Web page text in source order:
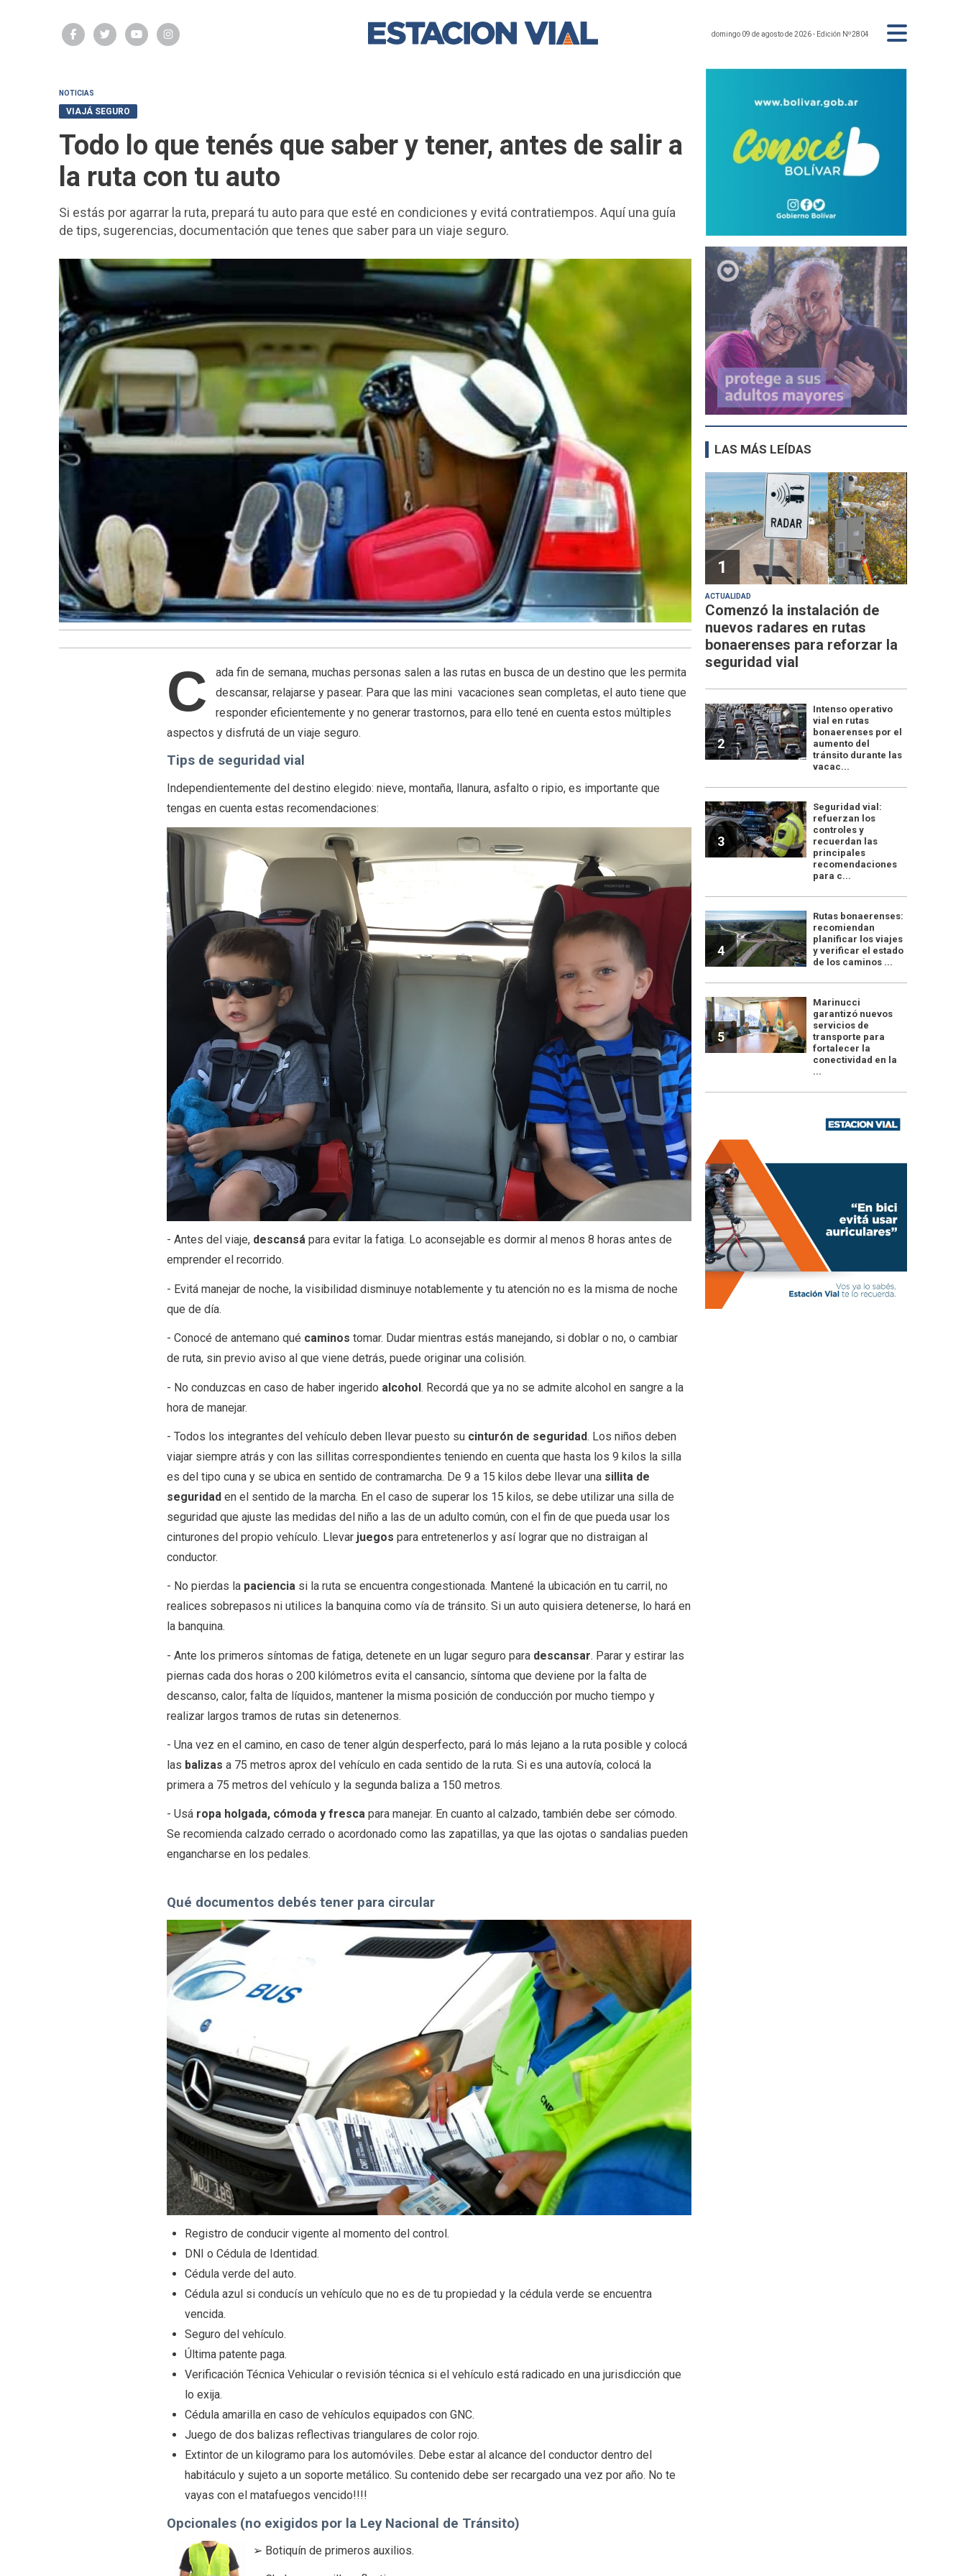
domingo 09 de agosto de 2026- Edición Nº2804
NOTICIAS
VIAJÁ SEGURO
Todo lo que tenés que saber y tener, antes de salir a
la ruta con tu auto
Si estás por agarrar la ruta, prepará tu auto para que esté en condiciones y evitá contratiempos. Aquí una guía
de tips, sugerencias, documentación que tenes que saber para un viaje seguro.
C
ada fin de semana, muchas personas salen a las rutas en busca de un destino que les permita
descansar, relajarse y pasear. Para que las mini vacaciones sean completas, el auto tiene que
responder eficientemente y no generar trastornos, para ello tené en cuenta estos múltiples
aspectos y disfrutá de un viaje seguro.
Tips de seguridad vial
Independientemente del destino elegido: nieve, montaña, llanura, asfalto o ripio, es importante que
tengas en cuenta estas recomendaciones:
- Antes del viaje, descansá para evitar la fatiga. Lo aconsejable es dormir al menos 8 horas antes de
emprender el recorrido.
- Evitá manejar de noche, la visibilidad disminuye notablemente y tu atención no es la misma de noche
que de día.
- Conocé de antemano qué caminos tomar. Dudar mientras estás manejando, si doblar o no, o cambiar
de ruta, sin previo aviso al que viene detrás, puede originar una colisión.
- No conduzcas en caso de haber ingerido alcohol. Recordá que ya no se admite alcohol en sangre a la
hora de manejar.
- Todos los integrantes del vehículo deben llevar puesto su cinturón de seguridad. Los niños deben
viajar siempre atrás y con las sillitas correspondientes teniendo en cuenta que hasta los 9 kilos la silla
es del tipo cuna y se ubica en sentido de contramarcha. De 9 a 15 kilos debe llevar una sillita de
seguridaden el sentido de la marcha. En el caso de superar los 15 kilos, se debe utilizar una silla de
seguridad que ajuste las medidas del niño a las de un adulto común, con el fin de que pueda usar los
cinturones del propio vehículo. Llevar juegos para entretenerlos y así lograr que no distraigan al
conductor.
- No pierdas la paciencia si la ruta se encuentra congestionada. Mantené la ubicación en tu carril, no
realices sobrepasos ni utilices la banquina como vía de tránsito. Si un auto quisiera detenerse, lo hará en
la banquina.
- Ante los primeros síntomas de fatiga, detenete en un lugar seguro para descansar. Parar y estirar las
piernas cada dos horas o 200 kilómetros evita el cansancio, síntoma que deviene por la falta de
descanso, calor, falta de líquidos, mantener la misma posición de conducción por mucho tiempo y
realizar largos tramos de rutas sin detenernos.
- Una vez en el camino, en caso de tener algún desperfecto, pará lo más lejano a la ruta posible y colocá
las balizas a 75 metros aprox del vehículo en cada sentido de la ruta. Si es una autovía, colocá la
primera a 75 metros del vehículo y la segunda baliza a 150 metros.
- Usá ropa holgada, cómoda y fresca para manejar. En cuanto al calzado, también debe ser cómodo.
Se recomienda calzado cerrado o acordonado como las zapatillas, ya que las ojotas o sandalias pueden
engancharse en los pedales.
Qué documentos debés tener para circular
Registro de conducir vigente al momento del control.
DNI o Cédula de Identidad.
Cédula verde del auto.
Cédula azul si conducís un vehículo que no es de tu propiedad y la cédula verde se encuentra
vencida.
Seguro del vehículo.
Última patente paga.
Verificación Técnica Vehicular o revisión técnica si el vehículo está radicado en una jurisdicción que
lo exija.
Cédula amarilla en caso de vehículos equipados con GNC.
Juego de dos balizas reflectivas triangulares de color rojo.
Extintor de un kilogramo para los automóviles. Debe estar al alcance del conductor dentro del
habitáculo y sujeto a un soporte metálico. Su contenido debe ser recargado una vez por año. No te
vayas con el matafuegos vencido!!!!
Opcionales (no exigidos por la Ley Nacional de Tránsito)
➢ Botiquín de primeros auxilios.
LAS MÁS LEÍDAS
1
ACTUALIDAD
Comenzó la instalación de
nuevos radares en rutas
bonaerenses para reforzar la
seguridad vial
2
Intenso operativo
vial en rutas
bonaerenses por el
aumento del
tránsito durante las
vacac...
3
Seguridad vial:
refuerzan los
controles y
recuerdan las
principales
recomendaciones
para c...
4
Rutas bonaerenses:
recomiendan
planificar los viajes
y verificar el estado
de los caminos ...
5
Marinucci
garantizó nuevos
servicios de
transporte para
fortalecer la
conectividad en la
...